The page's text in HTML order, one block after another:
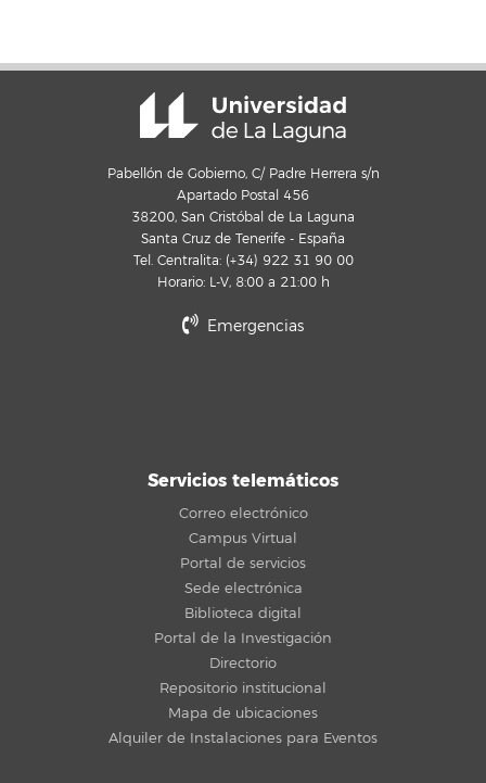
Pabellón de Gobierno, C/ Padre Herrera s/n
Apartado Postal 456
38200, San Cristóbal de La Laguna
Santa Cruz de Tenerife - España
Tel. Centralita: (+34) 922 31 90 00
Horario: L-V, 8:00 a 21:00 h
Emergencias
Servicios telemáticos
Correo electrónico
Campus Virtual
Portal de servicios
Sede electrónica
Biblioteca digital
Portal de la Investigación
Directorio
Repositorio institucional
Mapa de ubicaciones
Alquiler de Instalaciones para Eventos